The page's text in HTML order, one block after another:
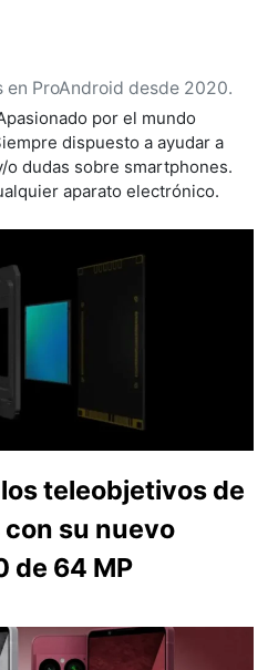
ProAndroid desde 2020.
por el mundo
dispuesto a ayudar a
dudas sobre smartphones.
aparato electrónico.
teleobjetivos de
su nuevo
de 64 MP